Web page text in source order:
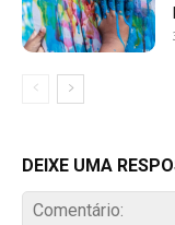
DEIXE UMA